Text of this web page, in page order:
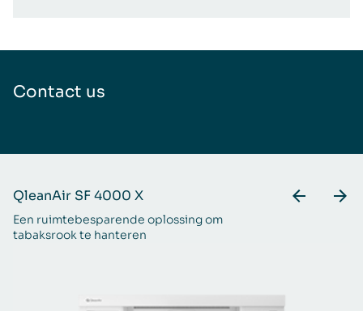
Contact us
QleanAir SF 4000 X
Een ruimtebesparende oplossing om
tabaksrook te hanteren